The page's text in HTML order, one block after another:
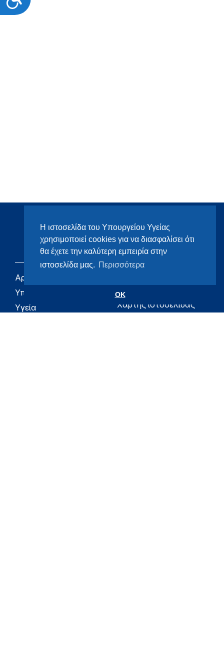
Η ιστοσελίδα του Υπουργείου Υγείας
χρησιμοποιεί cookies για να διασφαλίσει ότι
θα έχετε την καλύτερη εμπειρία στην
ιστοσελίδα μας. Περισσότερα
OK
Αρχική
Υπουργείο
Υγεία
Υγεία
Χάρτης ιστοσελίδας